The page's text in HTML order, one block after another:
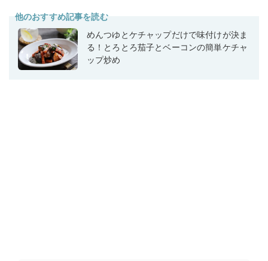
他のおすすめ記事を読む
めんつゆとケチャップだけで味付けが決ま
る！とろとろ茄子とベーコンの簡単ケチャ
ップ炒め